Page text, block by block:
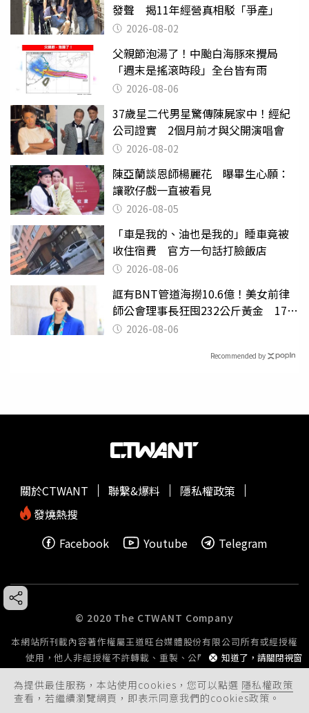
發聲 揭11年經營真相駁「爭產」
2026-08-02
父親節泡湯了！中颱白海豚來攪局
「週末是搖滾時段」全台皆有雨
2026-08-06
37歲星二代男星驚傳陳屍家中！經紀
公司證實 2個月前才與父開演唱會
2026-08-02
陳亞蘭談恩師楊麗花 曝畢生心願：
讓歌仔戲一直被看見
2026-08-05
「車是我的、油也是我的」睡車竟被
收住宿費 官方一句話打臉飯店
2026-08-06
誆有BNT管道海撈10.6億！美女前律
師公會理事長狂囤232公斤黃金 17人
遭起訴
2026-08-06
Recommended by
為提供最佳服務，本站使用cookies，您可以點選 隱私權政策
查看，若繼續瀏覽網頁，即表示同意我們的cookies政策。
知道了，請關閉視窗
關於CTWANT 聯繫&爆料
隱私權政策
發燒熱搜
Facebook
Youtube Telegram
© 2020 The CTWANT Company
本網站所刊載內容著作權屬王道旺台媒體股份有限公司所有或經授權
使用，他人非經授權不許轉載、重製、公開播送或公開傳輸。